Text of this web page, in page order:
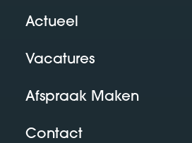
Actueel
Vacatures
Afspraak Maken
Contact